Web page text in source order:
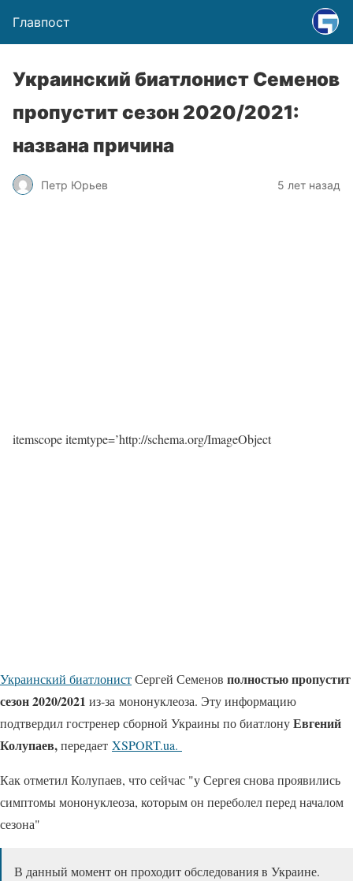
Главпост
Украинский биатлонист Семенов
пропустит сезон 2020/2021:
названа причина
Петр Юрьев 5 лет назад
itemscope itemtype=’http://schema.org/ImageObject
Украинский биатлонистСергей Семенов полностью пропустит
сезон 2020/2021 из-за мононуклеоза. Эту информацию
подтвердил гостренер сборной Украины по биатлонуЕвгений
Колупаев,передает XSPORT.ua.
Как отметил Колупаев, что сейчас "у Сергея снова проявились
симптомы мононуклеоза, которым он переболел перед началом
сезона"
В данный момент он проходит обследования в Украине.